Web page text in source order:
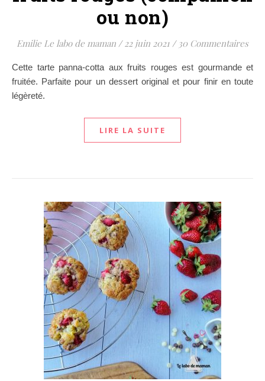
ou non)
Emilie Le labo de maman / 22 juin 2021 / 30 Commentaires
Cette tarte panna-cotta aux fruits rouges est gourmande et
fruitée. Parfaite pour un dessert original et pour finir en toute
légèreté.
LIRE LA SUITE